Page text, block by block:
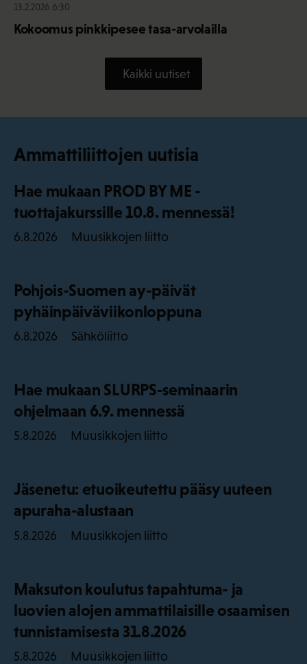
13.2.2026 6:30
Kokoomus pinkkipesee tasa-arvolailla
Kaikki uutiset
Ammattiliittojen uutisia
Hae mukaan PROD BY ME -
tuottajakurssille 10.8. mennessä!
6.8.2026 Muusikkojen liitto
Pohjois-Suomen ay-päivät
pyhäinpäiväviikonloppuna
6.8.2026 Sähköliitto
Hae mukaan SLURPS-seminaarin
ohjelmaan 6.9. mennessä
5.8.2026 Muusikkojen liitto
Jäsenetu: etuoikeutettu pääsy uuteen
apuraha-alustaan
5.8.2026 Muusikkojen liitto
Maksuton koulutus tapahtuma- ja
luovien alojen ammattilaisille osaamisen
tunnistamisesta 31.8.2026
5.8.2026 Muusikkojen liitto